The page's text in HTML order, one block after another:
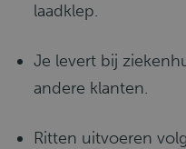
laadklep.
Je levert bij
andere klanten.
Ritten uitvoeren